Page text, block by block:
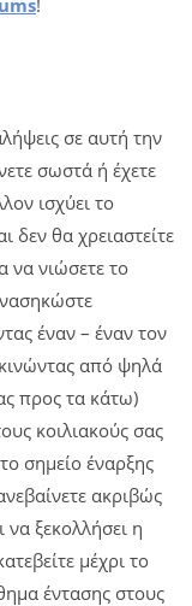
σε αυτή την
σωστά ή έχετε
ισχύει το
δεν θα χρειαστείτε
να νιώσετε το
έναν – έναν τον
από ψηλά
προς τα κάτω)
κοιλιακούς σας
σημείο έναρξης
ακριβώς
να ξεκολλήσει η
μέχρι το
έντασης στους